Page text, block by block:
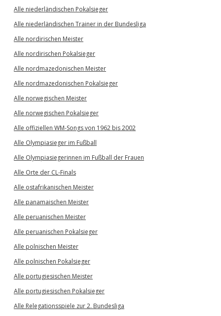
Alle niederländischen Pokalsieger
Alle niederländischen Trainer in der Bundesliga
Alle nordirischen Meister
Alle nordirischen Pokalsieger
Alle nordmazedonischen Meister
Alle nordmazedonischen Pokalsieger
Alle norwegischen Meister
Alle norwegischen Pokalsieger
Alle offiziellen WM-Songs von 1962 bis 2002
Alle Olympiasieger im Fußball
Alle Olympiasiegerinnen im Fußball der Frauen
Alle Orte der CL-Finals
Alle ostafrikanischen Meister
Alle panamaischen Meister
Alle peruanischen Meister
Alle peruanischen Pokalsieger
Alle polnischen Meister
Alle polnischen Pokalsieger
Alle portugiesischen Meister
Alle portugiesischen Pokalsieger
Alle Relegationsspiele zur 2. Bundesliga